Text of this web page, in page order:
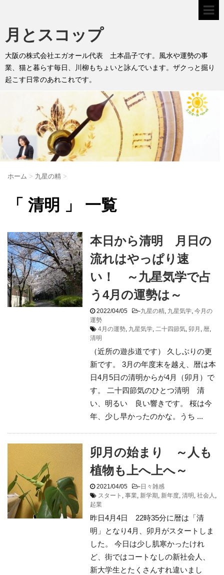
月とスコップ
大阪の株式会社エガオール代表 土本晶子です。風水や運勢の事
業、猫と暮らす毎日、川柳もちょいと詠んでいます。ザクっと掘り
起こす日常のあれこれです。
ホーム > 九星の精 >
「 清明 」 一覧
本日から清明 月日の
流れはやっぱり速
い！ ～九星気学で占
う4月の運勢は～
2022/04/05 -九星の精, 九星気学, 今月の
運勢
4月の運勢, 九星気学, 二十四節気, 卯月 , 暦,
清明
（近所の遊歩道です） 久しぶりの更
新です。 3月の年度末を越え、暦は本
日4月5日の清明からが4月（卯月）で
す。 二十四節気のひとつ清明 清
い、明るい 良い響きです。 桜は今
年、少し早かったのかな。うち ...
卯月の始まり ～人も
植物も上へ上へ～
2021/04/05 -日々雑感
スタート , 事業, 新学期 , 新年度, 清明 , 社会人 ,
起業
昨日4月4日 22時35分に暦は「清
明」となり4月、卯月がスタートしま
した。 今日は少し肌寒かったけれ
ど、街ではコートなしの新社会人、
新大学生とたくさんすれ違いまし